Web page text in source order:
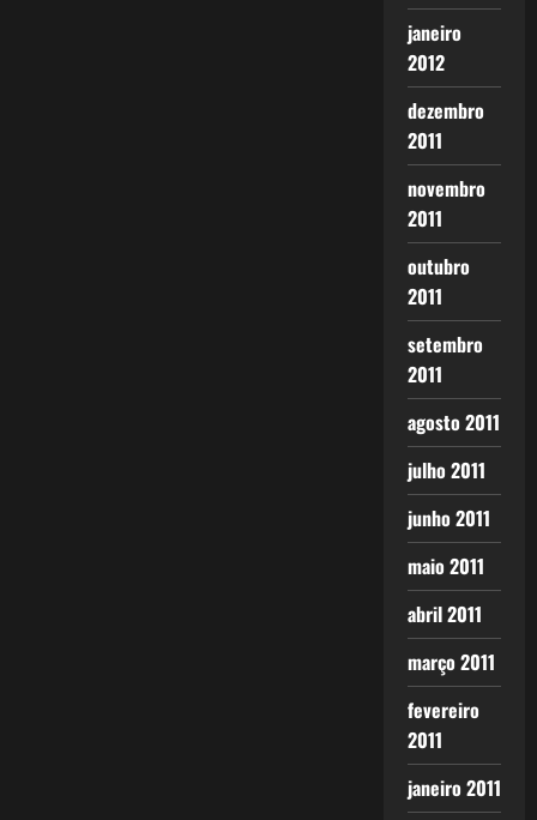
janeiro
2012
dezembro
2011
novembro
2011
outubro
2011
setembro
2011
agosto 2011
julho 2011
junho 2011
maio 2011
abril 2011
março 2011
fevereiro
2011
janeiro 2011